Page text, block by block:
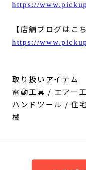
https://
【店舗ブログはこち
https://
取り扱いアイテム
電動工具 / エアー
ハンドツール / 住
械